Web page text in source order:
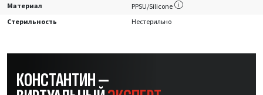
Материал
PPSU/Silicone
Стерильность
Нестерильно
КОНСТАНТИН —